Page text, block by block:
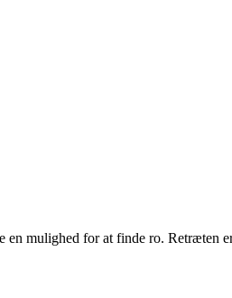
en mulighed for at finde ro. Retræten